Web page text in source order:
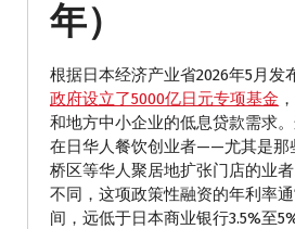
年）
根据日本经济产业省2026年5月发
政府设立了5000亿日元专项基金
和地方中小企业的低息贷款需求
在日华人餐饮创业者——尤其是那
桥区等华人聚居地扩张门店的业
不同，这项政策性融资的年利率通
间，远低于日本商业银行3.5%至